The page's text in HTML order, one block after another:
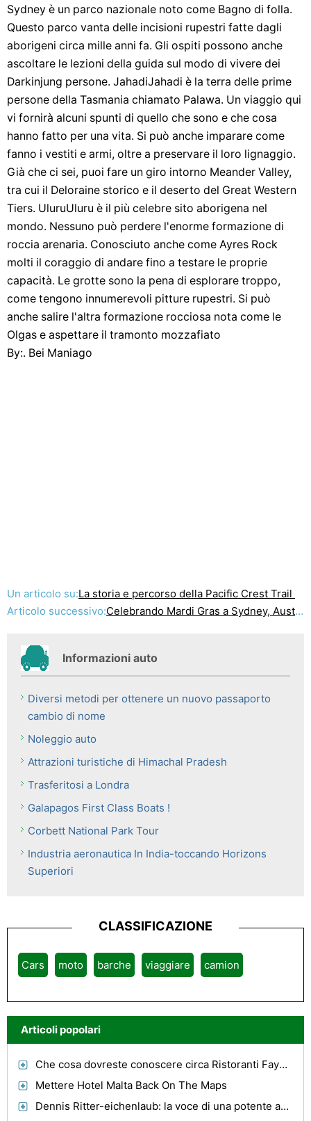
Sydney è un parco nazionale noto come Bagno di folla.
Questo parco vanta delle incisioni rupestri fatte dagli
aborigeni circa mille anni fa. Gli ospiti possono anche
ascoltare le lezioni della guida sul modo di vivere dei
Darkinjung persone. JahadiJahadi è la terra delle prime
persone della Tasmania chiamato Palawa. Un viaggio qui
vi fornirà alcuni spunti di quello che sono e che cosa
hanno fatto per una vita. Si può anche imparare come
fanno i vestiti e armi, oltre a preservare il loro lignaggio.
Già che ci sei, puoi fare un giro intorno Meander Valley,
tra cui il Deloraine storico e il deserto del Great Western
Tiers. UluruUluru è il più celebre sito aborigena nel
mondo. Nessuno può perdere l'enorme formazione di
roccia arenaria. Conosciuto anche come Ayres Rock
molti il ​​coraggio di andare fino a testare le proprie
capacità. Le grotte sono la pena di esplorare troppo,
come tengono innumerevoli pitture rupestri. Si può
anche salire l'altra formazione rocciosa nota come le
Olgas e aspettare il tramonto mozzafiato
By:. Bei Maniago
Un articolo su:La storia e percorso della Pacific Crest Trail
Articolo successivo:Celebrando Mardi Gras a Sydney, Australia: cosa aspettarsi
Informazioni auto
Diversi metodi per ottenere un nuovo passaporto
cambio di nome
Noleggio auto
Attrazioni turistiche di Himachal Pradesh
Trasferitosi a Londra
Galapagos First Class Boats !
Corbett National Park Tour
Industria aeronautica In India-toccando Horizons
Superiori
CLASSIFICAZIONE
Cars moto barche viaggiare camion
Articoli popolari
Che cosa dovreste conoscere circa Ristoranti Fayetteville in vacanza
Mettere Hotel Malta Back On The Maps
Dennis Ritter-eichenlaub: la voce di una potente auto